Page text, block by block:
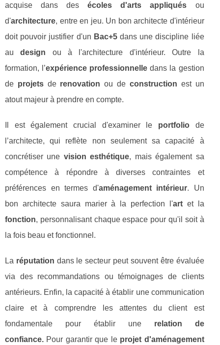
acquise dans desécoles d'arts appliqués ou
d'architecture, entre en jeu. Un bon architecte d'intérieur
doit pouvoir justifier d'un Bac+5dans une discipline liée
audesign ou à l'architecture d'intérieur. Outre la
formation, l’expérience professionnelle dans la gestion
de projetsde renovation ou de construction est un
atout majeur à prendre en compte.
Il est également crucial d'examiner le portfoliode
l’architecte, qui reflète non seulement sa capacité à
concrétiser une vision esthétique, mais également sa
compétence à répondre à diverses contraintes et
préférences en termes d'aménagement intérieur. Un
bon architecte saura marier à la perfection l'artet la
fonction, personnalisant chaque espace pour qu'il soit à
la fois beau et fonctionnel.
La réputation dans le secteur peut souvent être évaluée
via des recommandations ou témoignages de clients
antérieurs. Enfin, la capacité à établir une communication
claire et à comprendre les attentes du client est
fondamentale pour établir une relation de
confiance. Pour garantir que le projet d'aménagement